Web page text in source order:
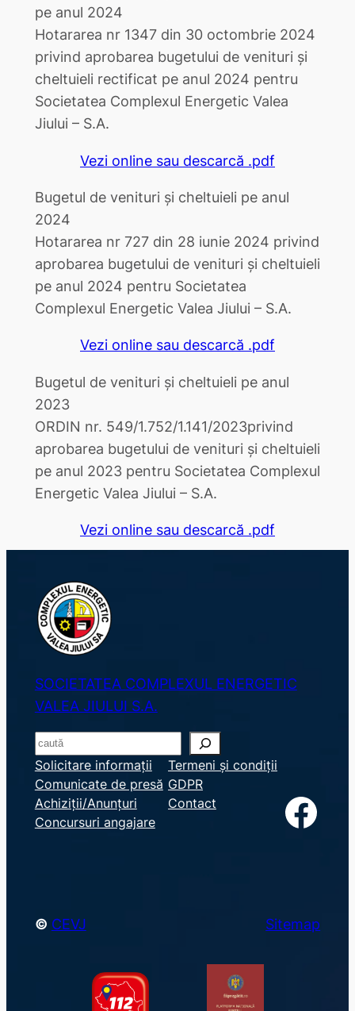
pe anul 2024
Hotararea nr 1347 din 30 octombrie 2024
privind aprobarea bugetului de venituri şi
cheltuieli rectificat pe anul 2024 pentru
Societatea Complexul Energetic Valea
Jiului – S.A.
Vezi online sau descarcă .pdf
Bugetul de venituri și cheltuieli pe anul
2024
Hotararea nr 727 din 28 iunie 2024 privind
aprobarea bugetului de venituri şi cheltuieli
pe anul 2024 pentru Societatea
Complexul Energetic Valea Jiului – S.A.
Vezi online sau descarcă .pdf
Bugetul de venituri și cheltuieli pe anul
2023
ORDIN nr. 549/1.752/1.141/2023privind
aprobarea bugetului de venituri şi cheltuieli
pe anul 2023 pentru Societatea Complexul
Energetic Valea Jiului – S.A.
Vezi online sau descarcă .pdf
SOCIETATEA COMPLEXUL ENERGETIC
VALEA JIULUI S.A.
S
e
a
r
c
Solicitare informații
Comunicate de presă
Achiziții/Anunțuri
Concursuri angajare
Termeni și condiții
GDPR
Contact
Facebook
© CEVJ Sitemap